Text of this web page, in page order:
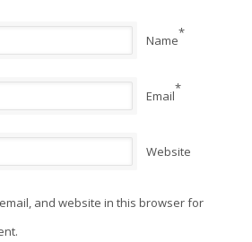
Name*
Email*
Website
and website in this browser for